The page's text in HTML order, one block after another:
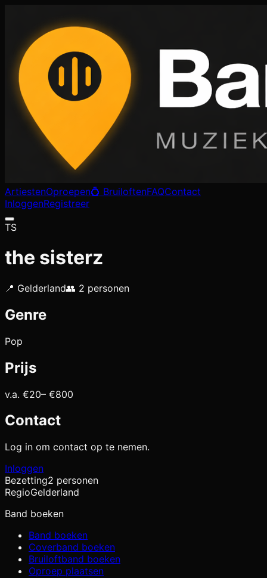
ArtiestenOproepen💍 BruiloftenFAQContact
InloggenRegistreer
TS
the sisterz
📍 Gelderland👥 2 personen
Genre
Pop
Prijs
v.a. €20– €800
Contact
Log in om contact op te nemen.
Inloggen
Bezetting2 personen
RegioGelderland
Band boeken
Band boeken
Coverband boeken
Bruiloftband boeken
Oproep plaatsen